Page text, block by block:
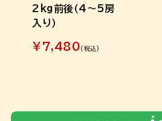
2kg前後（4～5房
入り）
¥ 7,480 (税込)